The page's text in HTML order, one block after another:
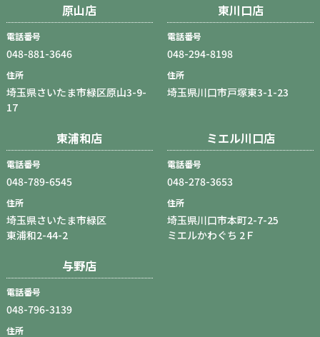
原山店
電話番号
048-881-3646
住所
埼玉県さいたま市緑区原山3-9-
17
東川口店
電話番号
048-294-8198
住所
埼玉県川口市戸塚東3-1-23
東浦和店
電話番号
048-789-6545
住所
埼玉県さいたま市緑区
東浦和2-44-2
ミエル川口店
電話番号
048-278-3653
住所
埼玉県川口市本町2-7-25
ミエルかわぐち 2Ｆ
与野店
電話番号
048-796-3139
住所